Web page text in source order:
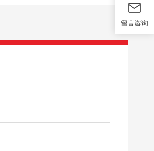
留言咨询